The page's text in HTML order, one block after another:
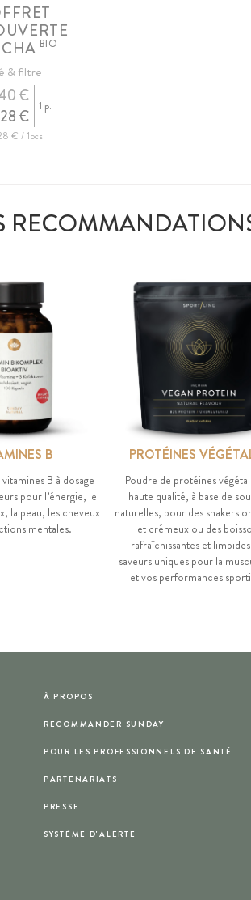
BIO
& filtre
€
€ 1 p.
€ / 1pcs
B
B à dosage
pour l’énergie, le
la peau, les cheveux
mentales.
PROTÉINES
Poudre de protéines
haute qualité, à base de
naturelles, pour des shakers
et crémeux ou des
rafraîchissantes et
saveurs uniques pour la
et vos performances
À PROPOS
RECOMMANDER SUNDAY
POUR LES PROFESSIONNELS DE SANTÉ
PARTENARIATS
PRESSE
SYSTÈME D'ALERTE